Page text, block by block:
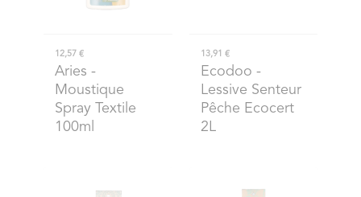
12,57 €
Aries -
Moustique
Spray Textile
100ml
13,91 €
Ecodoo -
Lessive Senteur
Pêche Ecocert
2L